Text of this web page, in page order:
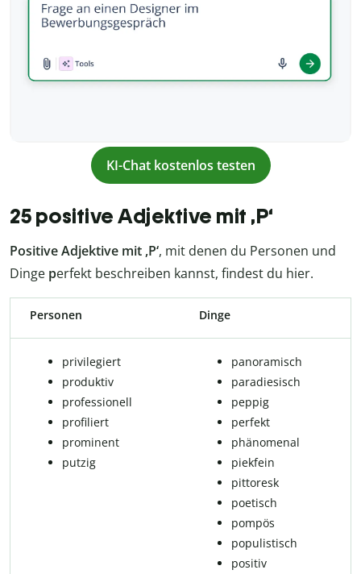
KI-Chat kostenlos testen
25 positive Adjektive mit ,P‘
Positive Adjektive mit ,P‘, mit denen du Personen und
Dinge perfekt beschreiben kannst, findest du hier.
Personen Dinge
privilegiert
pro­duk­tiv
pro­fes­si­o­nell
pro­fi­liert
pro­mi­nent
putzig
panoramisch
paradiesisch
peppig
per­fekt
phä­no­me­nal
piek­fein
pittoresk
po­e­tisch
pom­pös
po­pu­lis­tisch
po­si­tiv